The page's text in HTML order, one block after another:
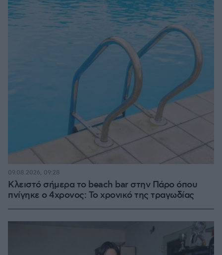
Κλειστό σήμερα το beach bar στην Πάρο όπου
πνίγηκε ο 4χρονος: Το χρονικό της τραγωδίας
09.08.2026, 09:28